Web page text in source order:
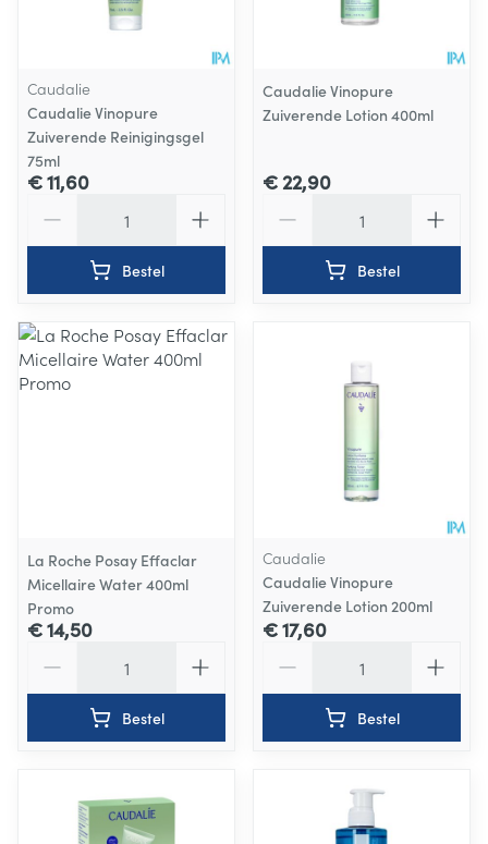
Caudalie
Caudalie Vinopure
Zuiverende Reinigingsgel
75ml
€ 11,60
Bestel
Caudalie Vinopure
Zuiverende Lotion 400ml
€ 22,90
Bestel
La Roche Posay Effaclar
Micellaire Water 400ml
Promo
€ 14,50
Bestel
Caudalie
Caudalie Vinopure
Zuiverende Lotion 200ml
€ 17,60
Bestel